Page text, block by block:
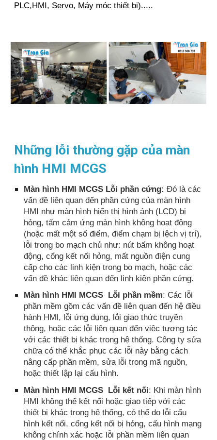
PLC,HMI, Servo, Máy móc thiết bị).....
Những lỗi thường gặp của màn
hình HMI MCGS
Màn hình HMI MCGS Lỗi phần cứng: Đó là các
vấn đề liên quan đến phần cứng của màn hình
HMI như màn hình hiển thị hình ảnh (LCD) bị
hỏng, tấm cảm ứng màn hình không hoạt động
(hoặc mất một số điểm, điểm chạm bị lệch vị trí),
lỗi trong bo mạch chủ như: nút bấm không hoạt
động, cổng kết nối hỏng, mất nguồn điện cung
cấp cho các linh kiện trong bo mạch, hoặc các
vấn đề khác liên quan đến linh kiện phần cứng.
Màn hình HMI MCGS Lỗi phần mềm: Các lỗi
phần mềm gồm các vấn đề liên quan đến hệ điều
hành HMI, lỗi ứng dụng, lỗi giao thức truyền
thông, hoặc các lỗi liên quan đến việc tương tác
với các thiết bị khác trong hệ thống. Công ty sửa
chữa có thể khắc phục các lỗi này bằng cách
nâng cấp phần mềm, sửa lỗi trong mã nguồn,
hoặc thiết lập lại cấu hình.
Màn hình HMI MCGS Lỗi kết nối: Khi màn hình
HMI không thể kết nối hoặc giao tiếp với các
thiết bị khác trong hệ thống, có thể do lỗi cấu
hình kết nối, cổng kết nối bị hỏng, cấu hình mạng
không chính xác hoặc lỗi phần mềm liên quan